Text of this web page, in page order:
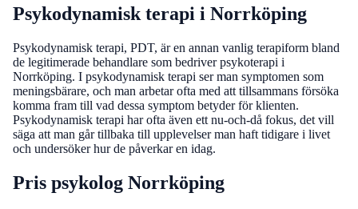
Psykodynamisk terapi i Norrköping
Psykodynamisk terapi, PDT, är en annan vanlig terapiform bland
de legitimerade behandlare som bedriver psykoterapi i
Norrköping. I psykodynamisk terapi ser man symptomen som
meningsbärare, och man arbetar ofta med att tillsammans försöka
komma fram till vad dessa symptom betyder för klienten.
Psykodynamisk terapi har ofta även ett nu-och-då fokus, det vill
säga att man går tillbaka till upplevelser man haft tidigare i livet
och undersöker hur de påverkar en idag.
Pris psykolog Norrköping